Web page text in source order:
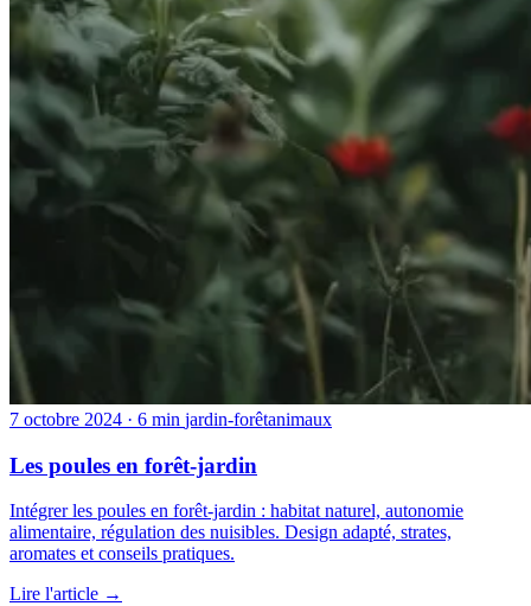
7 octobre 2024 · 6 min jardin-forêtanimaux
Les poules en forêt-jardin
Intégrer les poules en forêt-jardin : habitat naturel, autonomie
alimentaire, régulation des nuisibles. Design adapté, strates,
aromates et conseils pratiques.
Lire l'article →